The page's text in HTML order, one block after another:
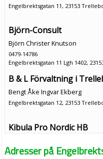
Engelbrektsgatan 11, 23153
Björn-Consult
Björn Christer Knutson
0479-14786
Engelbrektsgatan 11 Lgh 1402,
B & L Förvaltning i
Bengt Åke Ingvar Ekberg
Engelbrektsgatan 12, 23153
Kibula Pro Nordic HB
Engelbrektsgatan 18 A, 23153
Adresser på